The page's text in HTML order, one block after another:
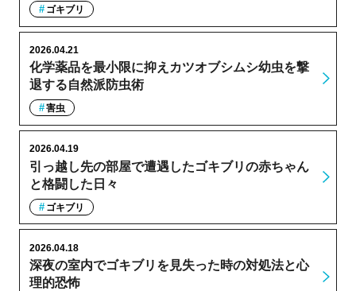
ゴキブリ
化学薬品を最小限に抑えカツオブシムシ幼虫を撃
退する自然派防虫術
2026.04.21
害虫
引っ越し先の部屋で遭遇したゴキブリの赤ちゃん
と格闘した日々
2026.04.19
ゴキブリ
深夜の室内でゴキブリを見失った時の対処法と心
理的恐怖
2026.04.18